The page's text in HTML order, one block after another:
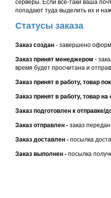
серверы. Если все-таки ваша
попадают туда выделить их и
Статусы заказа
Заказ создан - завершено
Заказ принят менеджером -
время будет просчитана и
Заказ принят в работу, товар
Заказ принят в работу, товар на
Заказ подготовлен к отправке/
Заказ отправлен - заказ
Заказ доставлен - посылка
Заказ выполнен - посылка